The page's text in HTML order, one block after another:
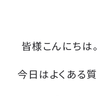
皆様こんにちは。
今日はよくある